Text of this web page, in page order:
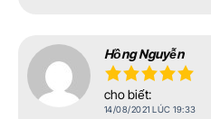
Hồng Nguyễn
cho biết:
14/08/2021 LÚC 19:33